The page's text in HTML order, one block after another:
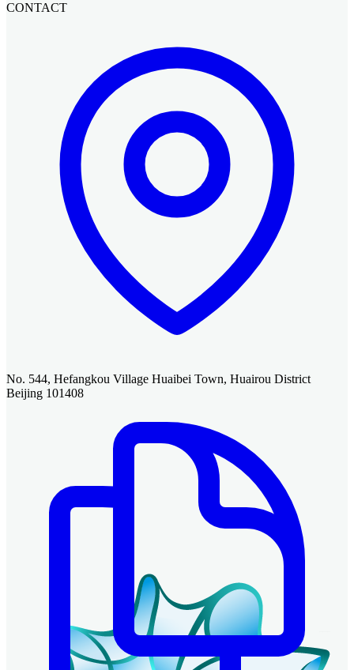
CONTACT
No. 544, Hefangkou Village Huaibei Town, Huairou District
Beijing 101408